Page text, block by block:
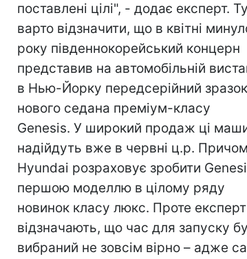
поставлені цілі", - додає експерт.
варто відзначити, що в квітні
року південнокорейський концерн
представив на автомобільній
в Нью-Йорку передсерійний зразок
нового седана преміум-класу
Genesis. У широкий продаж ці
надійдуть вже в червні ц.р.
Hyundai розраховує зробити
першою моделлю в цілому ряду
новинок класу люкс. Проте
відзначають, що час для запуску
вибраний не зовсім вірно – адже